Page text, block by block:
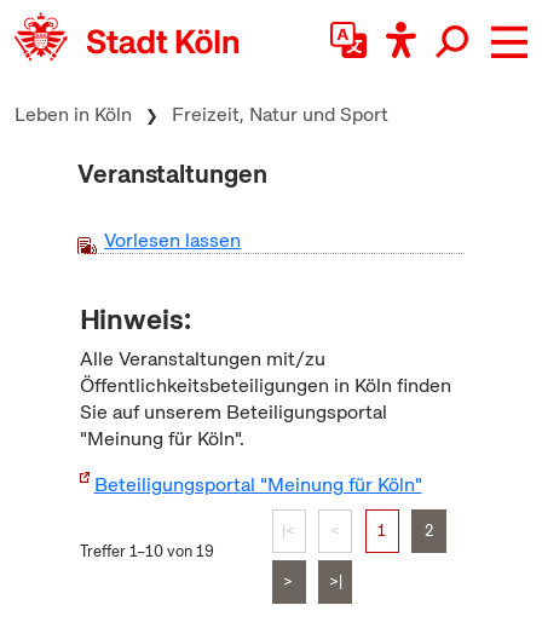
zum Inhalt springen
Leben in Köln Freizeit, Natur und Sport
Veranstaltungen
Vorlesen lassen
Hinweis:
Alle Veranstaltungen mit/zu
Öffentlichkeitsbeteiligungen in Köln finden
Sie auf unserem Beteiligungsportal
"Meinung für Köln".
Beteiligungsportal "Meinung für Köln"
Treffer 1–10 von 19
|< < 1 2
> >|